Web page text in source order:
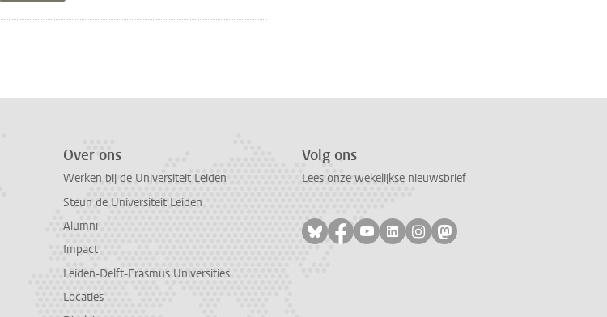
Over ons
Werken bij de Universiteit Leiden
Steun de Universiteit Leiden
Alumni
Impact
Leiden-Delft-Erasmus Universities
Locaties
Volg ons
Lees onze wekelijkse nieuwsbrief
Volg ons op bluesky
Volg ons op facebook
Volg ons op youtube
Volg ons op linkedin
Volg ons op instagram
Volg ons op mastodon